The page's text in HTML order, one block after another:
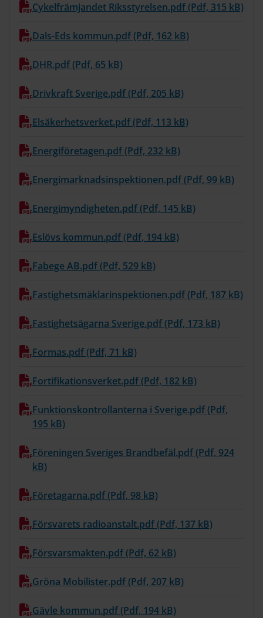
Cykelfrämjandet Riksstyrelsen.pdf (Pdf, 315 kB)
Dals-Eds kommun.pdf (Pdf, 162 kB)
DHR.pdf (Pdf, 65 kB)
Drivkraft Sverige.pdf (Pdf, 205 kB)
Elsäkerhetsverket.pdf (Pdf, 113 kB)
Energiföretagen.pdf (Pdf, 232 kB)
Energimarknadsinspektionen.pdf (Pdf, 99 kB)
Energimyndigheten.pdf (Pdf, 145 kB)
Eslövs kommun.pdf (Pdf, 194 kB)
Fabege AB.pdf (Pdf, 529 kB)
Fastighetsmäklarinspektionen.pdf (Pdf, 187 kB)
Fastighetsägarna Sverige.pdf (Pdf, 173 kB)
Formas.pdf (Pdf, 71 kB)
Fortifikationsverket.pdf (Pdf, 182 kB)
Funktionskontrollanterna i Sverige.pdf (Pdf,
195 kB)
Föreningen Sveriges Brandbefäl.pdf (Pdf, 924
kB)
Företagarna.pdf (Pdf, 98 kB)
Försvarets radioanstalt.pdf (Pdf, 137 kB)
Försvarsmakten.pdf (Pdf, 62 kB)
Gröna Mobilister.pdf (Pdf, 207 kB)
Gävle kommun.pdf (Pdf, 194 kB)